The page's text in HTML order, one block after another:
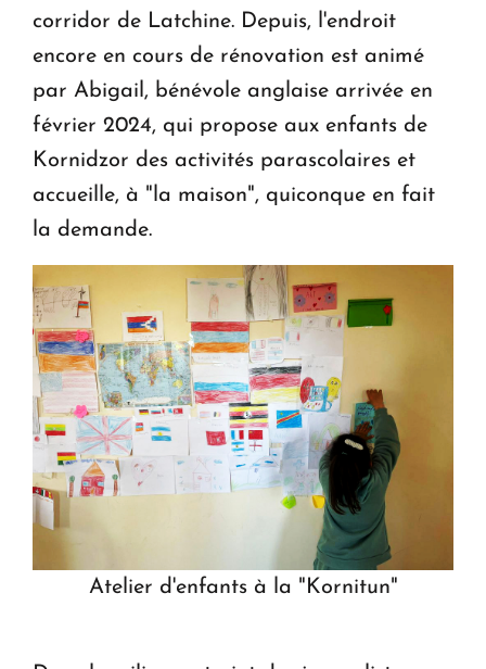
corridor de Latchine. Depuis, l'endroit
encore en cours de rénovation est animé
par Abigail, bénévole anglaise arrivée en
février 2024, qui propose aux enfants de
Kornidzor des activités parascolaires et
accueille, à "la maison", quiconque en fait
la demande.
Atelier d'enfants à la "Kornitun"